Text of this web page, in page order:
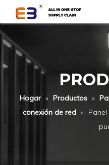
Hogar » Productos »
conexión de red »